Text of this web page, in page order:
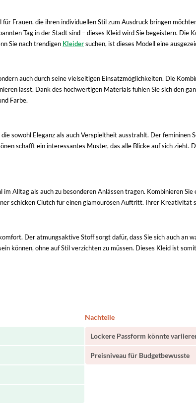
Frauen, die ihren individuellen Stil zum Ausdruck bringen
Tag in der Stadt sind – dieses Kleid wird Sie begeistern. Die
Sie nach trendigen Kleidersuchen, ist dieses Modell eine
auch durch seine vielseitigen Einsatzmöglichkeiten. Die
lässt. Dank des hochwertigen Materials fühlen Sie sich den
Farbe.
sowohl Eleganz als auch Verspieltheit ausstrahlt. Der
schafft ein interessantes Muster, das alle Blicke auf sich zieht.
Alltag als auch zu besonderen Anlässen tragen. Kombinieren
schicken Clutch für einen glamourösen Auftritt. Ihrer Kreativität
Der atmungsaktive Stoff sorgt dafür, dass Sie sich auch an
können, ohne auf Stil verzichten zu müssen. Dieses Kleid ist
Nachteile
Lockere Passform könnte
Preisniveau für Budgetbewusste